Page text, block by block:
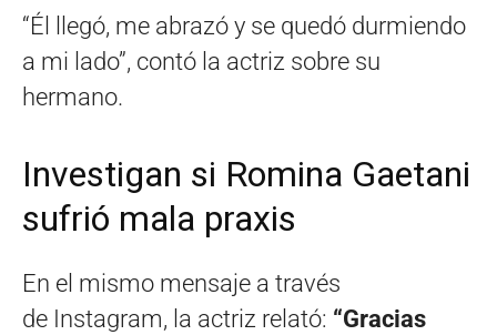
“Él llegó, me abrazó y se quedó durmiendo
a mi lado”, contó la actriz sobre su
hermano.
Investigan si Romina Gaetani
sufrió mala praxis
En el mismo mensaje a través
de Instagram, la actriz relató: “Gracias